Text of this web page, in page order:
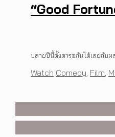
“Good
ปลายปีนี้ตั้งตารอกันได้เลยกับผ
Categories
Watch Tags
Comedy, Film,
PREP คั
พร้อมโช
I Wish
งานการ